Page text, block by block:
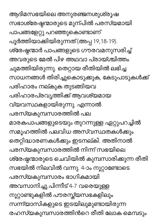
ആദിമസഭയിലെ അനുരഞ്ജനശുശ്രൂഷ
സഭാശ്രേഷ്ഠന്മാരുടെ മുന്പില്‍ പരസ്യമായി
പാപങ്ങളേറ്റു പറഞ്ഞുകൊണ്ടാണ്
പൂര്‍ത്തിയാക്കിയിരുന്നത് (അപ്പ 19,18-19).
ശ്രേഷ്ഠന്മാര്‍ പാപങ്ങളുടെ ഗൗരവമനുസരിച്ച്
അവരുടെ മേല്‍ പിഴ അഥവാ പ്രായ്ശ്ചിത്തം
ചുമത്തിയിരുന്നു. തെറ്റായ രീതിയില്‍ ലഭിച്ച
സാധനങ്ങള്‍ തിരിച്ചുകൊടുക്കുക, കേടുപാടുകള്‍ക്ക്
പരിഹാരം നല്കുക തുടങ്ങിയവ
പരിഹാരപ്രവൃത്തിക്ക് ആവശ്യമായ
വ്യവസ്ഥകളായിരുന്നു. എന്നാല്‍
പരസ്യകുമ്പസാരത്തില്‍ പല
മാരകപാപങ്ങളുടെയും തുറന്നുള്ള ഏറ്റുപറച്ചില്‍
സമൂഹത്തില്‍ പലവിധ അസ്വസ്ഥതകള്‍ക്കും
തെറ്റിദ്ധാരണകള്‍ക്കും ഇടനല്കി. അതിനാല്‍
പരസ്യകുമ്പസാരത്തില്‍ നിന്ന് സഭയിലെ
ശ്രേഷ്ഠന്മാരുടെ ചെവിയില്‍ കുമ്പസാരിക്കുന്ന രീതി
സഭയില്‍ നിലവില്‍ വന്നു. 4-ാം നൂറ്റാണ്ടോടെ
പരസ്യകുമ്പസാരം ഭാഗികമായി
അവസാനിച്ചു.പിന്നീട് 4-7 വരെയുള്ള
നൂറ്റാണ്ടുകളില്‍ പൗരസ്ത്യസഭകളിലും
സന്ന്യാസികളുടെ ഇടയിലുമുണ്ടായിരുന്ന
രഹസ്യകുമ്പസാരത്തിന്‍റെ രീതി ലോക മെമ്പടും